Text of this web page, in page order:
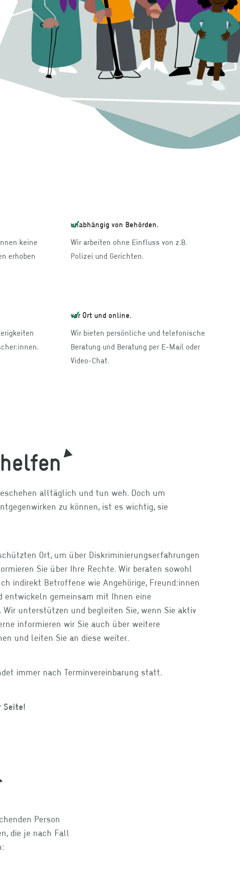
keine
erhoben
unabhängig von Behörden.
Wir arbeiten ohne Einfluss von z.B.
Polizei und Gerichten.
vor Ort und online.
Wir bieten persönliche und telefonische
Beratung und Beratung per E-Mail oder
Video-Chat.
alltäglich und tun weh. Doch um
zu können, ist es wichtig, sie
Ort, um über Diskriminierungserfahrungen
Sie über Ihre Rechte. Wir beraten sowohl
indirekt Betroffene wie Angehörige, Freund:innen
entwickeln gemeinsam mit Ihnen eine
Wir unterstützen und begleiten Sie, wenn Sie aktiv
informieren wir Sie auch über weitere
und leiten Sie an diese weiter.
immer nach Terminvereinbarung statt.
Seite!
Person
die je nach Fall